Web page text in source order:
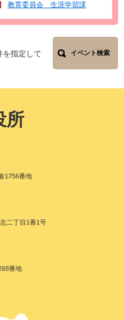
教育委員会 生涯学習課
を指定して
イベント検索
所
1756番地
二丁目1番1号
番地